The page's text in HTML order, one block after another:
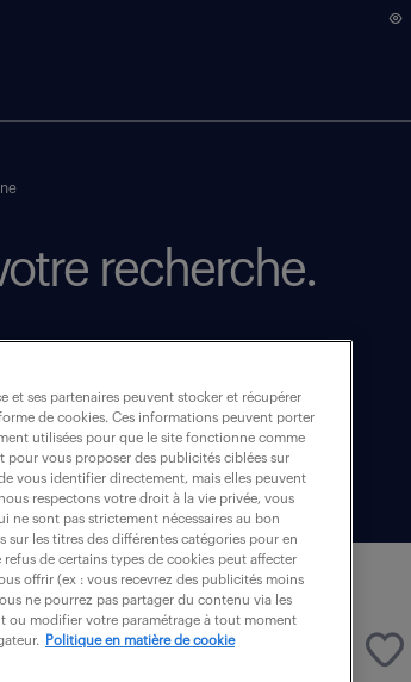
recherche.
CDI (2)
et ses partenaires peuvent stocker et récupérer
de cookies. Ces informations peuvent porter
utilisées pour que le site fonctionne comme
pour vous proposer des publicités ciblées sur
vous identifier directement, mais elles peuvent
respectons votre droit à la vie privée, vous
ne sont pas strictement nécessaires au bon
les titres des différentes catégories pour en
de certains types de cookies peut affecter
offrir (ex : vous recevrez des publicités moins
ne pourrez pas partager du contenu via les
ou modifier votre paramétrage à tout moment
Politique en matière de cookie